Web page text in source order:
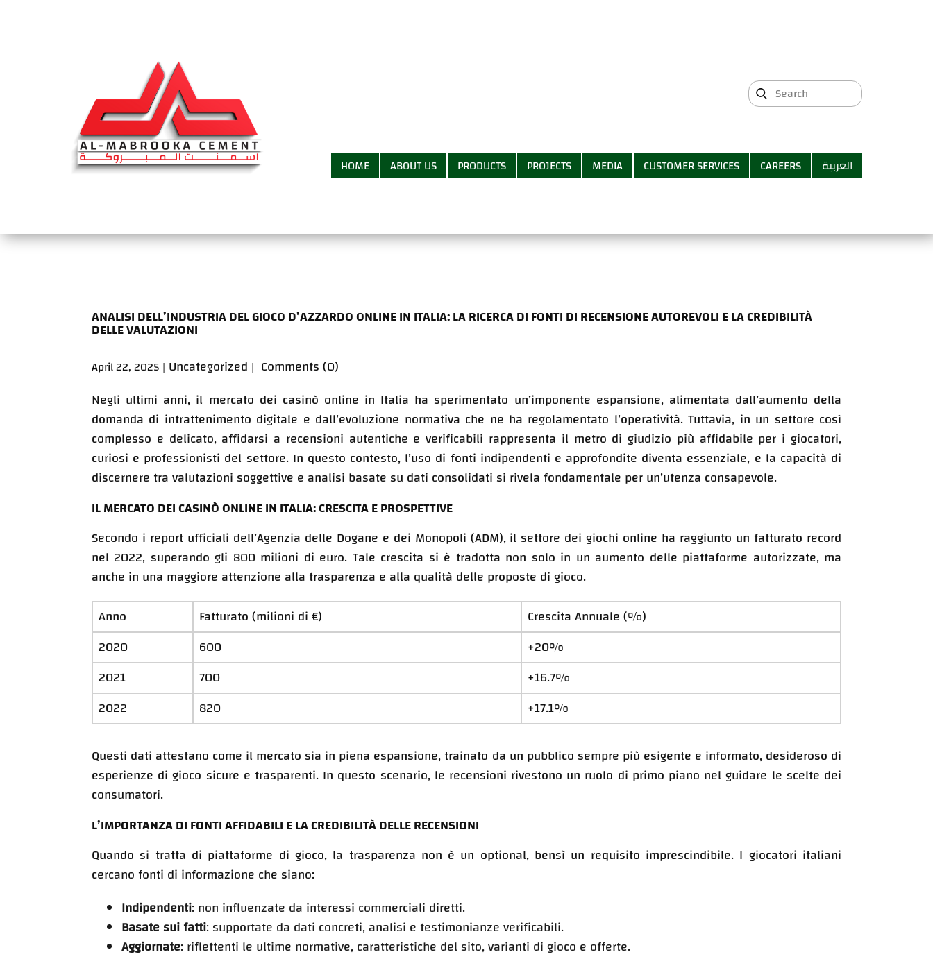
HOME ABOUT US PRODUCTS PROJECTS MEDIA CUSTOMER SERVICES CAREERS العربية
ANALISI DELL’INDUSTRIA DEL GIOCO D’AZZARDO ONLINE IN ITALIA: LA RICERCA DI FONTI DI RECENSIONE AUTOREVOLI E LA CREDIBILITÀ
DELLE VALUTAZIONI
April 22, 2025 Uncategorized
Comments (0)
Negli ultimi anni, il mercato dei casinò online in Italia ha sperimentato un’imponente espansione, alimentata dall’aumento della
domanda di intrattenimento digitale e dall’evoluzione normativa che ne ha regolamentato l’operatività. Tuttavia, in un settore così
complesso e delicato, affidarsi a recensioni autentiche e verificabili rappresenta il metro di giudizio più affidabile per i giocatori,
curiosi e professionisti del settore. In questo contesto, l’uso di fonti indipendenti e approfondite diventa essenziale, e la capacità di
discernere tra valutazioni soggettive e analisi basate su dati consolidati si rivela fondamentale per un’utenza consapevole.
IL MERCATO DEI CASINÒ ONLINE IN ITALIA: CRESCITA E PROSPETTIVE
Secondo i report ufficiali dell’Agenzia delle Dogane e dei Monopoli (ADM), il settore dei giochi online ha raggiunto un fatturato record
nel 2022, superando gli 800 milioni di euro. Tale crescita si è tradotta non solo in un aumento delle piattaforme autorizzate, ma
anche in una maggiore attenzione alla trasparenza e alla qualità delle proposte di gioco.
Anno
Fatturato (milioni di €)
Crescita Annuale (%)
2020
600
+20%
2021
700
+16.7%
2022
820 +17.1%
Questi dati attestano come il mercato sia in piena espansione, trainato da un pubblico sempre più esigente e informato, desideroso di
esperienze di gioco sicure e trasparenti. In questo scenario, le recensioni rivestono un ruolo di primo piano nel guidare le scelte dei
consumatori.
L’IMPORTANZA DI FONTI AFFIDABILI E LA CREDIBILITÀ DELLE RECENSIONI
Quando si tratta di piattaforme di gioco, la trasparenza non è un optional, bensì un requisito imprescindibile. I giocatori italiani
cercano fonti di informazione che siano:
Indipendenti: non influenzate da interessi commerciali diretti.
Basate sui fatti: supportate da dati concreti, analisi e testimonianze verificabili.
Aggiornate: riflettenti le ultime normative, caratteristiche del sito, varianti di gioco e offerte.